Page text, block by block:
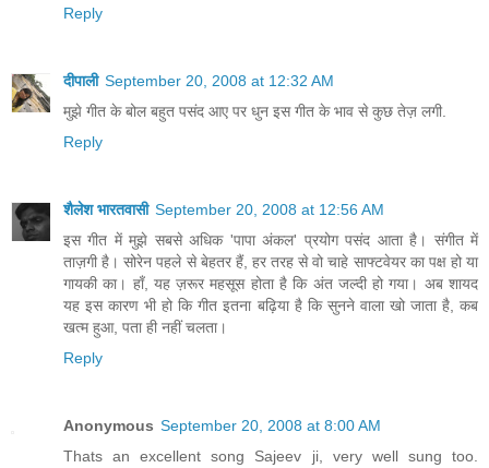
Reply
दीपाली September 20, 2008 at 12:32 AM
मुझे गीत के बोल बहुत पसंद आए पर धुन इस गीत के भाव से कुछ तेज़ लगी.
Reply
शैलेश भारतवासी September 20, 2008 at 12:56 AM
इस गीत में मुझे सबसे अधिक 'पापा अंकल' प्रयोग पसंद आता है। संगीत में
ताज़गी है। सोरेन पहले से बेहतर हैं, हर तरह से वो चाहे साफ्टवेयर का पक्ष हो या
गायकी का। हाँ, यह ज़रूर महसूस होता है कि अंत जल्दी हो गया। अब शायद
यह इस कारण भी हो कि गीत इतना बढ़िया है कि सुनने वाला खो जाता है, कब
खत्म हुआ, पता ही नहीं चलता।
Reply
Anonymous September 20, 2008 at 8:00 AM
Thats an excellent song Sajeev ji, very well sung too.